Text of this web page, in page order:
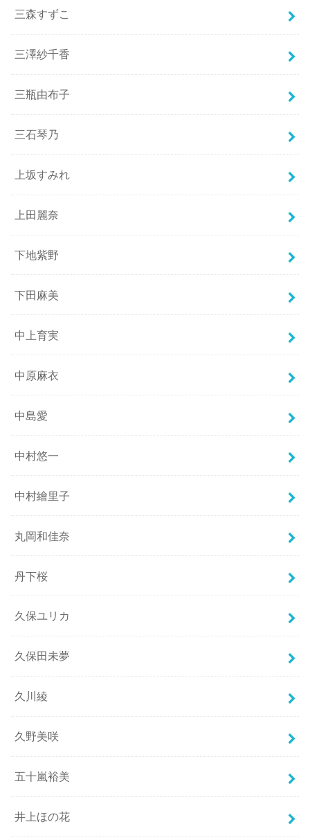
三森すずこ
三澤紗千香
三瓶由布子
三石琴乃
上坂すみれ
上田麗奈
下地紫野
下田麻美
中上育実
中原麻衣
中島愛
中村悠一
中村繪里子
丸岡和佳奈
丹下桜
久保ユリカ
久保田未夢
久川綾
久野美咲
五十嵐裕美
井上ほの花